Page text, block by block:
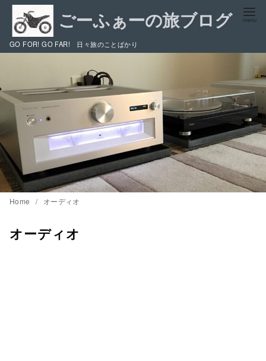
ン
へ
移
動
GO FOR! GO FAR! 日々旅のことばかり
Home オーディオ
オーディオ